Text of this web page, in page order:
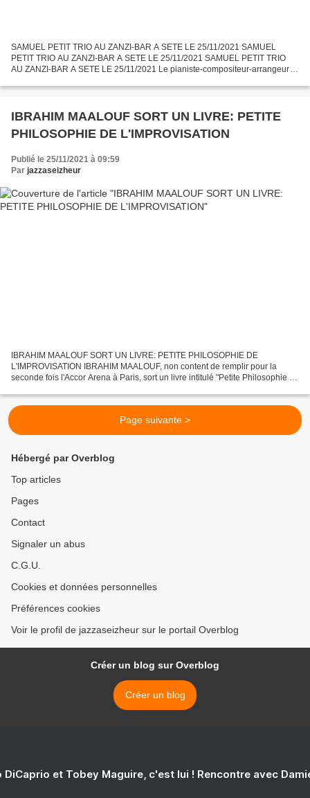
SAMUEL PETIT TRIO AU ZANZI-BAR A SETE LE 25/11/2021 SAMUEL
PETIT TRIO AU ZANZI-BAR A SETE LE 25/11/2021 SAMUEL PETIT TRIO
AU ZANZI-BAR A SETE LE 25/11/2021 Le pianiste-compositeur-arrangeur
IBRAHIM MAALOUF SORT UN LIVRE: PETITE
PHILOSOPHIE DE L'IMPROVISATION
Publié le 25/11/2021 à 09:59
Par jazzaseizheur
IBRAHIM MAALOUF SORT UN LIVRE: PETITE PHILOSOPHIE DE
L'IMPROVISATION IBRAHIM MAALOUF, non content de remplir pour la
seconde fois l'Accor Arena à Paris, sort un livre intitulé "Petite Philosophie de
Page suivante >
Hébergé par Overblog
Top articles
Pages
Contact
Signaler un abus
C.G.U.
Cookies et données personnelles
Préférences cookies
Voir le profil de jazzaseizheur sur le portail Overblog
Créer un blog sur Overblog
Créer un blog
DiCaprio et Tobey Maguire, c'est lui ! Rencontre avec